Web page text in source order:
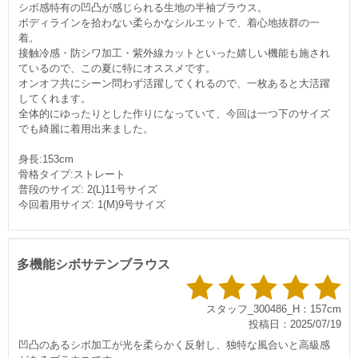
シボ感特有の凹凸が感じられる生地の半袖ブラウス。
ボディラインを拾わない柔らかなシルエットで、着心地抜群の一
着。
接触冷感・防シワ加工・紫外線カットといった嬉しい機能も施され
ているので、この夏に特にオススメです。
オンオフ共にシーン問わず活躍してくれるので、一枚あると大活躍
してくれます。
全体的にゆったりとした作りになっていて、今回は一つ下のサイズ
でも綺麗に着用出来ました。
身長:153cm
骨格タイプ:ストレート
普段のサイズ: 2(L)11号サイズ
今回着用サイズ: 1(M)9号サイズ
多機能シボサテンブラウス
スタッフ_300486_H：157cm
投稿日：2025/07/19
凹凸のあるシボ加工が光を柔らかく反射し、独特な風合いと高級感